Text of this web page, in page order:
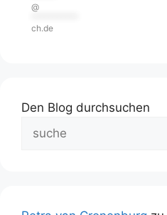
@
ch.de
Den Blog durchsuchen